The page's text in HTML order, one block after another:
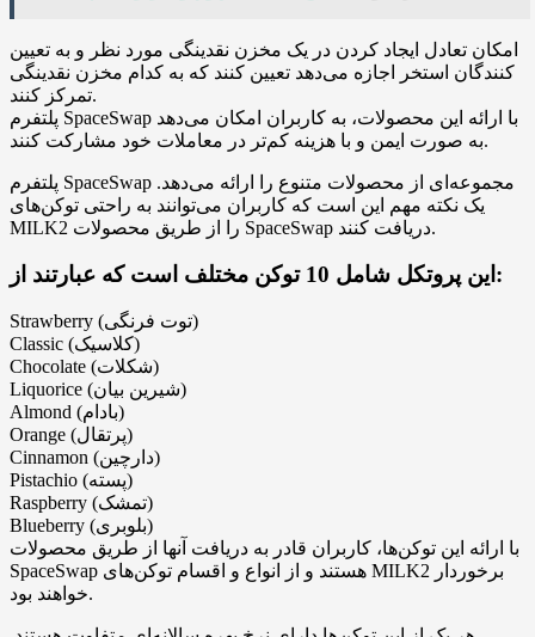
امکان تعادل ایجاد کردن در یک مخزن نقدینگی مورد نظر و به تعیین
کنندگان استخر اجازه می‌دهد تعیین کنند که به کدام مخزن نقدینگی
تمرکز کنند.
پلتفرم SpaceSwap با ارائه این محصولات، به کاربران امکان می‌دهد
به صورت ایمن و با هزینه کم‌تر در معاملات خود مشارکت کنند.
پلتفرم SpaceSwap مجموعه‌ای از محصولات متنوع را ارائه می‌دهد.
یک نکته مهم این است که کاربران می‌توانند به راحتی توکن‌های
MILK2 را از طریق محصولات SpaceSwap دریافت کنند.
این پروتکل شامل 10 توکن مختلف است که عبارتند از:
Strawberry (توت فرنگی)
Classic (کلاسیک)
Chocolate (شکلات)
Liquorice (شیرین بیان)
Almond (بادام)
Orange (پرتقال)
Сinnamon (دارچین)
Pistachio (پسته)
Raspberry (تمشک)
Blueberry (بلوبری)
با ارائه این توکن‌ها، کاربران قادر به دریافت آنها از طریق محصولات
SpaceSwap هستند و از انواع و اقسام توکن‌های MILK2 برخوردار
خواهند بود.